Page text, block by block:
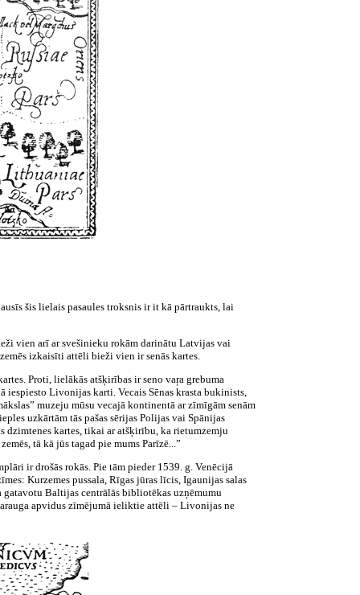
šis lielais pasaules troksnis ir it kā pārtraukts, lai
vien arī ar svešinieku rokām darinātu Latvijas vai
izkaisīti attēli bieži vien ir senās kartes.
Proti, lielākās atšķirības ir seno vaŗa grebuma
iespiesto Livonijas karti. Vecais Sēnas krasta bukinists,
muzeju mūsu vecajā kontinentā ar zīmīgām senām
uzkārtām tās pašas sērijas Polijas vai Spānijas
dzimtenes kartes, tikai ar atšķirību, ka rietumzemju
tā kā jūs tagad pie mums Parīzē...”
ir drošās rokās. Pie tām pieder 1539. g. Venēcijā
Kurzemes pussala, Rīgas jūras līcis, Igaunijas salas
gatavotu Baltijas centrālās bibliotēkas uzņēmumu
apvidus zīmējumā ieliktie attēli – Livonijas ne